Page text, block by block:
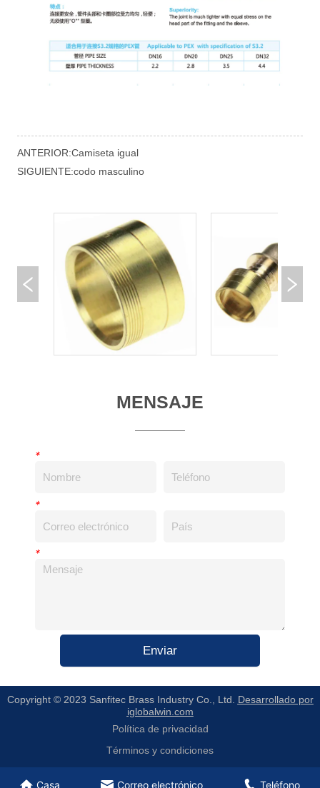
ANTERIOR:Camiseta igual
SIGUIENTE:codo masculino
MENSAJE
*
*
*
Enviar
Casa Correo electrónico Teléfono
Copyright © 2023 Sanfitec Brass Industry Co., Ltd. Desarrollado por
iglobalwin.com
Política de privacidad
Términos y condiciones